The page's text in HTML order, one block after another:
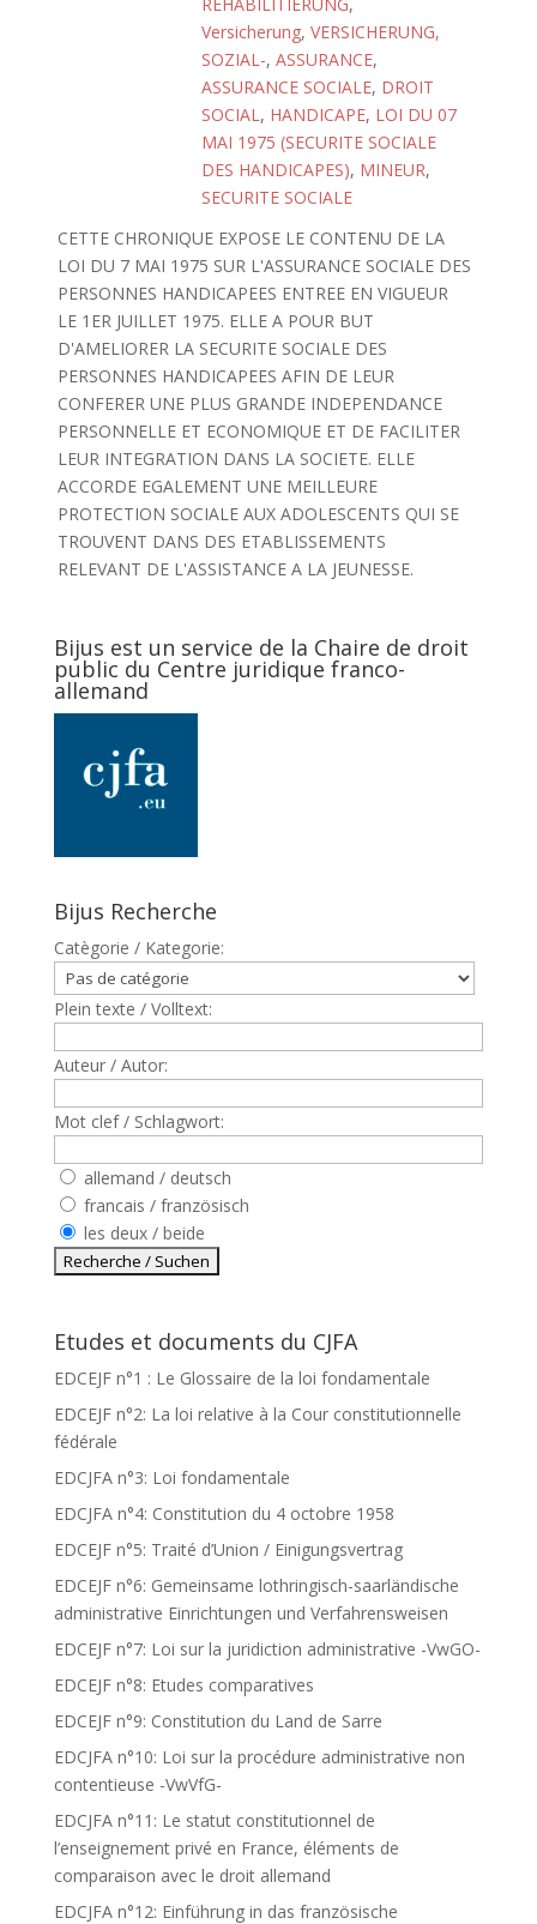
Versicherung, VERSICHERUNG,
SOZIAL-, ASSURANCE,
ASSURANCE SOCIALE, DROIT
SOCIAL, HANDICAPE, LOI DU 07
MAI 1975 (SECURITE SOCIALE
DES HANDICAPES), MINEUR,
SECURITE SOCIALE
CETTE CHRONIQUE EXPOSE LE CONTENU DE LA
LOI DU 7 MAI 1975 SUR L'ASSURANCE SOCIALE DES
PERSONNES HANDICAPEES ENTREE EN VIGUEUR
LE 1ER JUILLET 1975. ELLE A POUR BUT
D'AMELIORER LA SECURITE SOCIALE DES
PERSONNES HANDICAPEES AFIN DE LEUR
CONFERER UNE PLUS GRANDE INDEPENDANCE
PERSONNELLE ET ECONOMIQUE ET DE FACILITER
LEUR INTEGRATION DANS LA SOCIETE. ELLE
ACCORDE EGALEMENT UNE MEILLEURE
PROTECTION SOCIALE AUX ADOLESCENTS QUI SE
TROUVENT DANS DES ETABLISSEMENTS
RELEVANT DE L'ASSISTANCE A LA JEUNESSE.
Bijus est un service de la Chaire de droit
public du Centre juridique franco-
allemand
Bijus Recherche
Catègorie / Kategorie:
Plein texte / Volltext:
Auteur / Autor:
Mot clef / Schlagwort:
allemand / deutsch
francais / französisch
les deux / beide
Etudes et documents du CJFA
EDCEJF n°1 : Le Glossaire de la loi fondamentale
EDCEJF n°2: La loi relative à la Cour constitutionnelle
fédérale
EDCJFA n°3: Loi fondamentale
EDCJFA n°4: Constitution du 4 octobre 1958
EDCEJF n°5: Traité d’Union / Einigungsvertrag
EDCEJF n°6: Gemeinsame lothringisch-saarländische
administrative Einrichtungen und Verfahrensweisen
EDCEJF n°7: Loi sur la juridiction administrative -VwGO-
EDCEJF n°8: Etudes comparatives
EDCEJF n°9: Constitution du Land de Sarre
EDCJFA n°10: Loi sur la procédure administrative non
contentieuse -VwVfG-
EDCJFA n°11: Le statut constitutionnel de
l’enseignement privé en France, éléments de
comparaison avec le droit allemand
EDCJFA n°12: Einführung in das französische